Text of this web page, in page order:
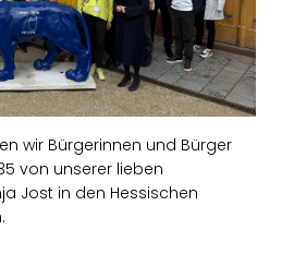
wir Bürgerinnen und Bürger
von unserer lieben
Jost in den Hessischen